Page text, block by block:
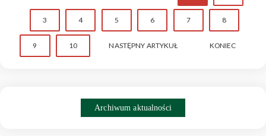
3 4 5 6 7 8
9 10 NASTĘPNY ARTYKUŁ KONIEC
Archiwum aktualności